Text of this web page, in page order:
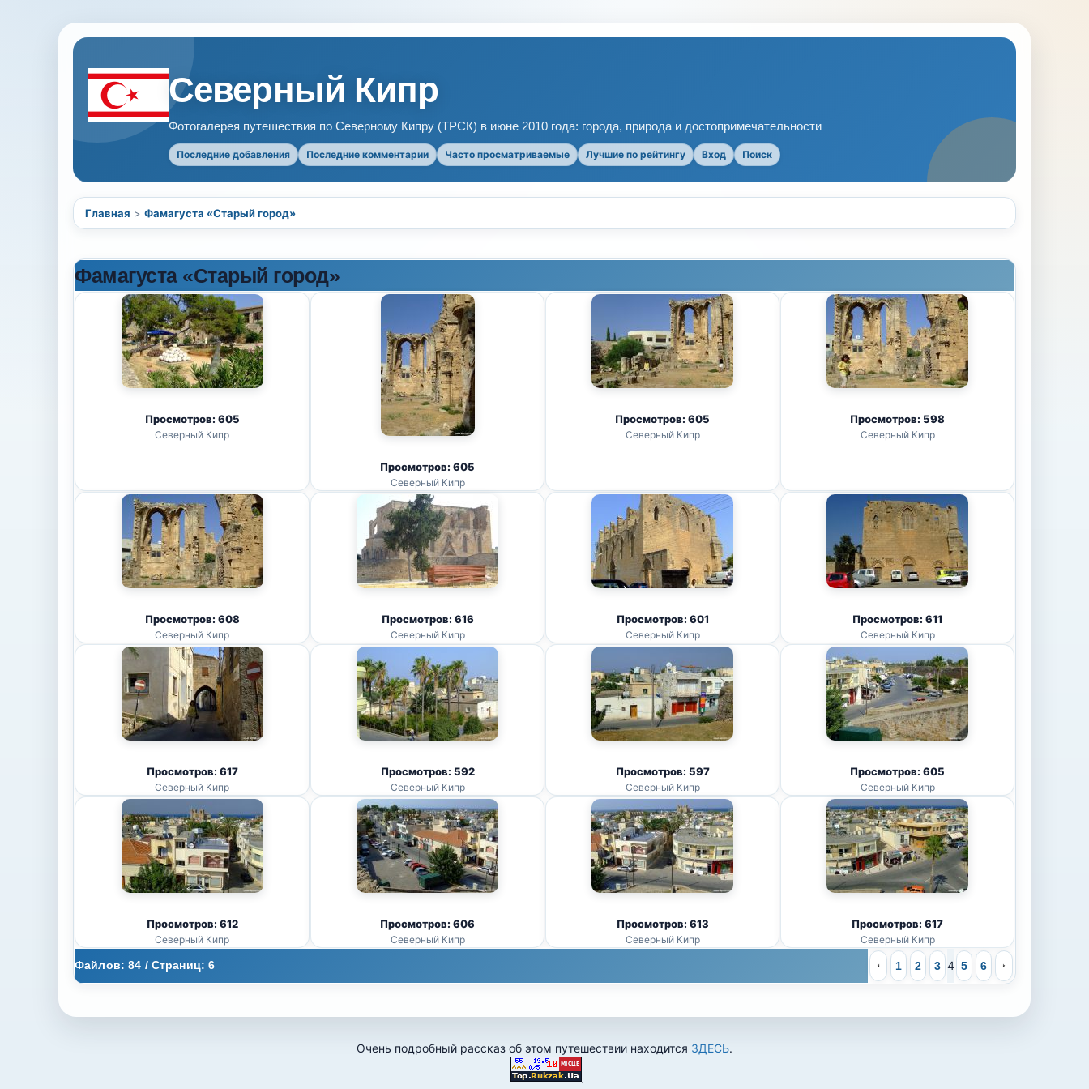
Северный Кипр
Фотогалерея путешествия по Северному Кипру (ТРСК) в июне 2010 года: города, природа и достопримечательности
Последние добавления Последние комментарии Часто просматриваемые Лучшие по рейтингу Вход Поиск
Главная > Фамагуста «Старый город»
Фамагуста «Старый город»
Просмотров: 605
Северный Кипр
Просмотров: 605
Северный Кипр
Просмотров: 605
Северный Кипр
Просмотров: 598
Северный Кипр
Просмотров: 608
Северный Кипр
Просмотров: 616
Северный Кипр
Просмотров: 601
Северный Кипр
Просмотров: 611
Северный Кипр
Просмотров: 617
Северный Кипр
Просмотров: 592
Северный Кипр
Просмотров: 597
Северный Кипр
Просмотров: 605
Северный Кипр
Просмотров: 612
Северный Кипр
Просмотров: 606
Северный Кипр
Просмотров: 613
Северный Кипр
Просмотров: 617
Северный Кипр
Файлов: 84 / Страниц: 6 1 2 3 4 5 6
Очень подробный рассказ об этом путешествии находится ЗДЕСЬ.